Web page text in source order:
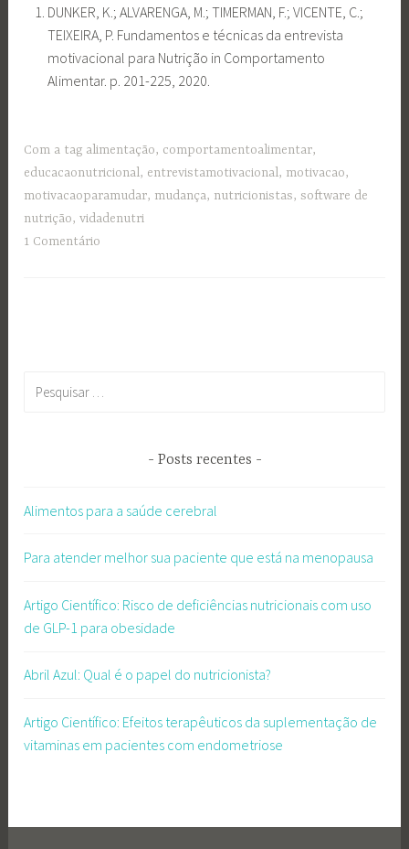
DUNKER, K.; ALVARENGA, M.; TIMERMAN, F.; VICENTE, C.;
TEIXEIRA, P. Fundamentos e técnicas da entrevista
motivacional para Nutrição in Comportamento
Alimentar. p. 201-225, 2020.
Com a tag alimentação, comportamentoalimentar,
educacaonutricional, entrevistamotivacional, motivacao,
motivacaoparamudar, mudança, nutricionistas,software de
nutrição,vidadenutri
1 Comentário
Posts recentes
Alimentos para a saúde cerebral
Para atender melhor sua paciente que está na menopausa
Artigo Científico: Risco de deficiências nutricionais com uso
de GLP-1 para obesidade
Abril Azul: Qual é o papel do nutricionista?
Artigo Científico: Efeitos terapêuticos da suplementação de
vitaminas em pacientes com endometriose